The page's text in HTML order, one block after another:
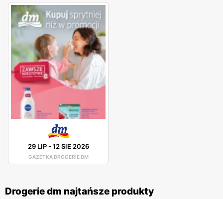
29 LIP-12 SIE 2026
GAZETKA DROGERIE DM
Drogerie dm najtańsze produkty